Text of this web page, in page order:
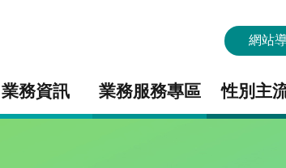
網站
業務資訊 業務服務專區 性別主